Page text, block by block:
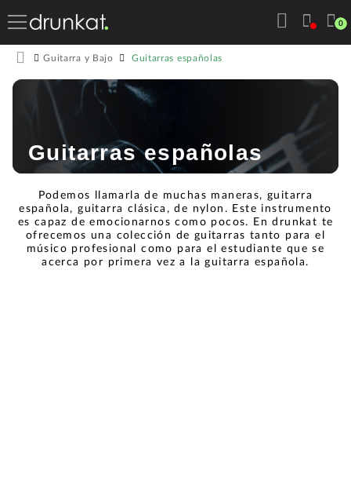
0
Guitarra y Bajo Guitarras españolas
Guitarras españolas
Podemos llamarla de muchas maneras, guitarra
española, guitarra clásica, de nylon. Este instrumento
es capaz de emocionarnos como pocos. En drunkat te
ofrecemos una colección de guitarras tanto para el
músico profesional como para el estudiante que se
acerca por primera vez a la guitarra española.